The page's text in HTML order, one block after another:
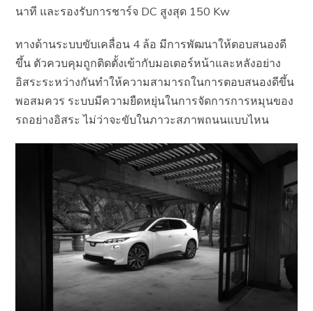
นาที และรองรับการชาร์จ DC สูงสุด 150 Kw
ทางด้านระบบขับเคลื่อน 4 ล้อ มีการพัฒนาให้ตอบสนองดี
ขึ้น ตัวควบคุมถูกติดตั้งเข้ากับมอเตอร์หน้าและหลังอย่าง
อิสระระหว่างกันทำให้ความสามารถในการตอบสนองดีขึ้น
พอสมควร ระบบมีความยืดหยุ่นในการจัดการการหมุนของ
รถอย่างอิสระ ไม่ว่าจะขับในภาวะสภาพถนนแบบไหน